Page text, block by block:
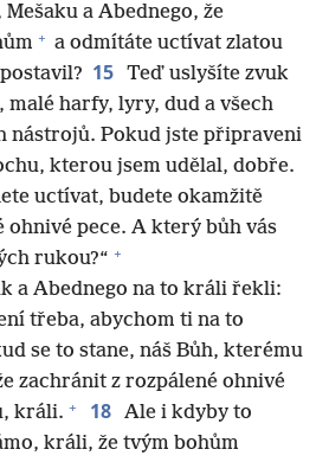
a Abednego, že
+ a odmítáte uctívat zlatou
15 Teď uslyšíte zvuk
harfy, lyry, dud a všech
nástrojů. Pokud jste připraveni
kterou jsem udělal, dobře.
uctívat, budete okamžitě
ohnivé pece. A který bůh vás
rukou?“ +
a Abednego na to králi řekli:
třeba, abychom ti na to
se to stane, náš Bůh, kterému
zachránit z rozpálené ohnivé
králi. + 18 Ale i kdyby to
králi, že tvým bohům